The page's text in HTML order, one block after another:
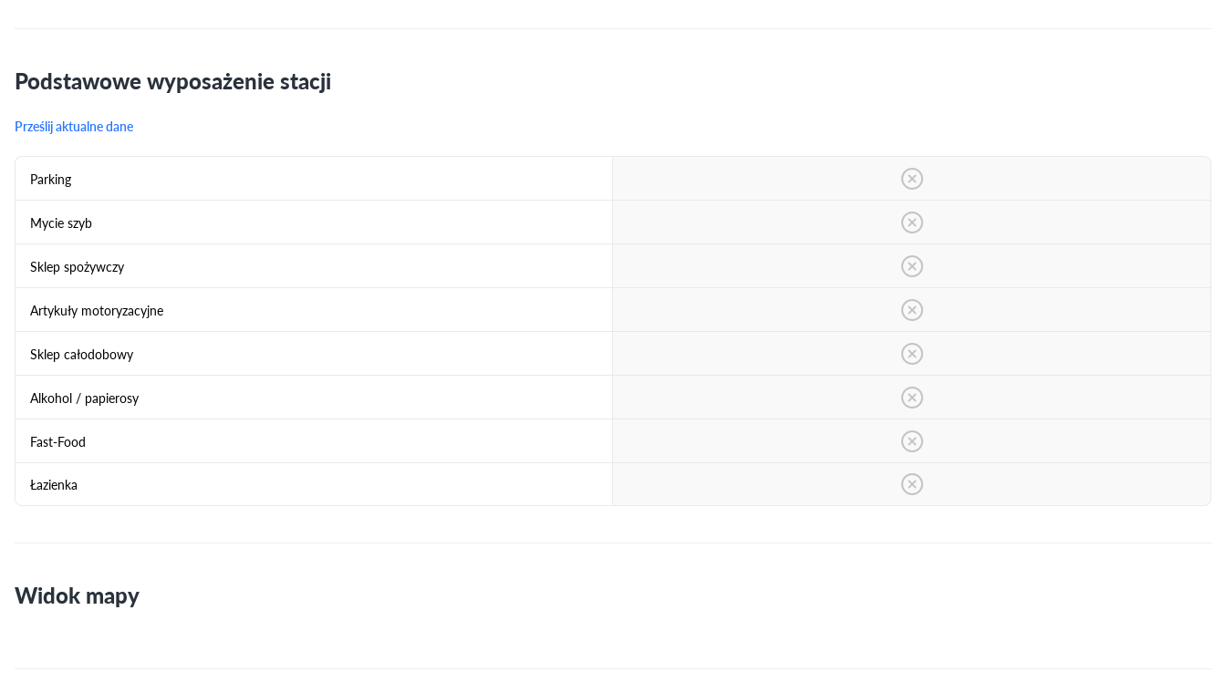
Podstawowe wyposażenie stacji
Prześlij aktualne dane
Parking
Mycie szyb
Sklep spożywczy
Artykuły motoryzacyjne
Sklep całodobowy
Alkohol / papierosy
Fast-Food
Łazienka
Widok mapy